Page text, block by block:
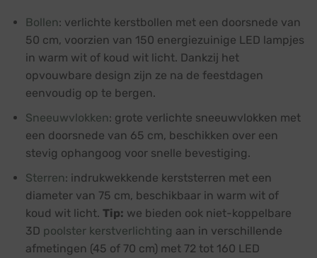
Bollen: verlichte kerstbollen met een doorsnede van
50 cm, voorzien van 150 energiezuinige LED lampjes
in warm wit of koud wit licht. Dankzij het
opvouwbare design zijn ze na de feestdagen
eenvoudig op te bergen.
Sneeuwvlokken: grote verlichte sneeuwvlokken met
een doorsnede van 65 cm, beschikken over een
stevig ophangoog voor snelle bevestiging.
Sterren: indrukwekkende kerststerren met een
diameter van 75 cm, beschikbaar in warm wit of
koud wit licht. Tip: we bieden ook niet-koppelbare
3D poolster kerstverlichting aan in verschillende
afmetingen (45 of 70 cm) met 72 tot 160 LED